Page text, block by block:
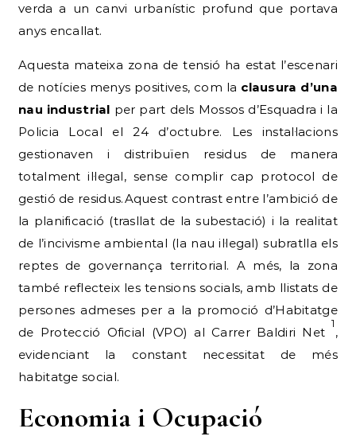
verda a un canvi urbanístic profund que portava
anys encallat.
Aquesta mateixa zona de tensió ha estat l’escenari
de notícies menys positives, com la clausura d’una
nau industrial per part dels Mossos d’Esquadra i la
Policia Local el 24 d’octubre. Les instal·lacions
gestionaven i distribuïen residus de manera
totalment il·legal, sense complir cap protocol de
gestió de residus.Aquest contrast entre l’ambició de
la planificació (trasllat de la subestació) i la realitat
de l’incivisme ambiental (la nau il·legal) subratlla els
reptes de governança territorial. A més, la zona
també reflecteix les tensions socials, amb llistats de
persones admeses per a la promoció d’Habitatge
de Protecció Oficial (VPO) al Carrer Baldiri Net
1
,
evidenciant la constant necessitat de més
habitatge social.
Economia i Ocupació